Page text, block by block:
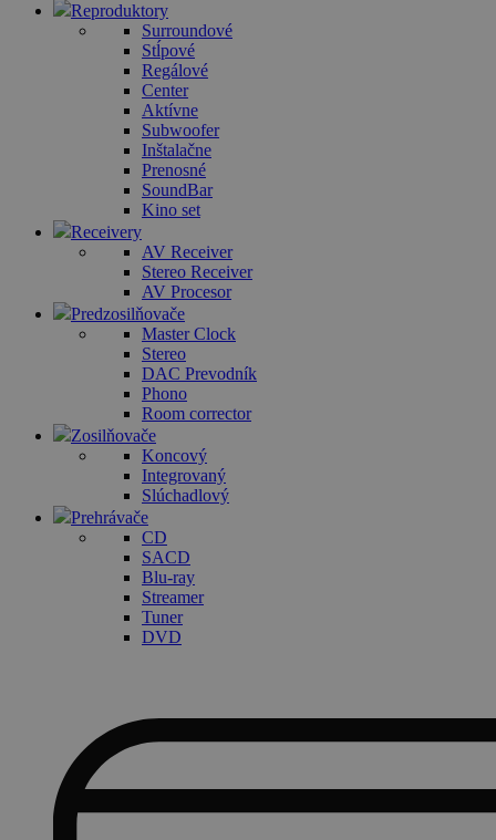
Reproduktory
Surroundové
Stĺpové
Regálové
Center
Aktívne
Subwoofer
Inštalačne
Prenosné
SoundBar
Kino set
Receivery
AV Receiver
Stereo Receiver
AV Procesor
Predzosilňovače
Master Clock
Stereo
DAC Prevodník
Phono
Room corrector
Zosilňovače
Koncový
Integrovaný
Slúchadlový
Prehrávače
CD
SACD
Blu-ray
Streamer
Tuner
DVD